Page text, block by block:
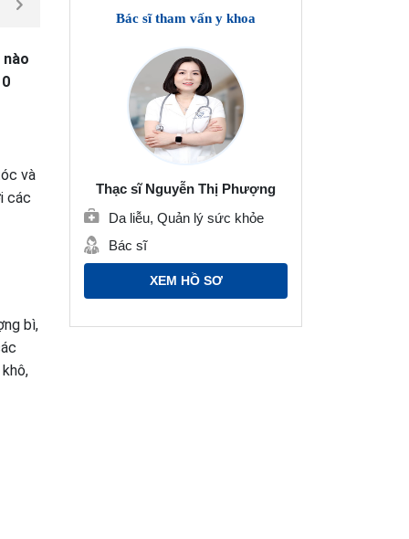
và
các
bì,
Bác sĩ tham vấn y khoa
Thạc sĩ Nguyễn Thị Phượng
Da liễu, Quản lý sức khỏe
Bác sĩ
XEM HỒ SƠ